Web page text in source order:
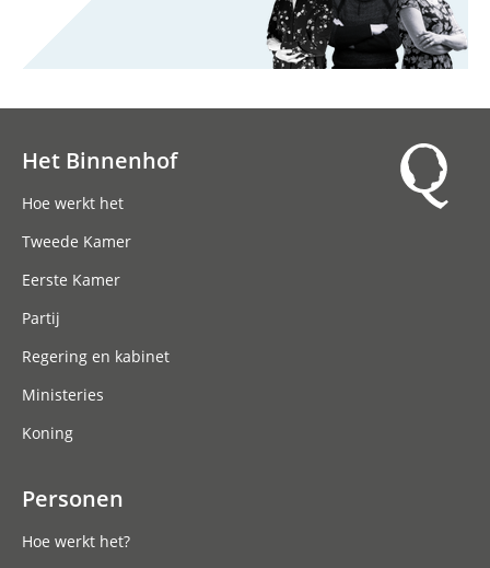
Het Binnenhof
Hoe werkt het
Tweede Kamer
Eerste Kamer
Partij
Regering en kabinet
Ministeries
Koning
Personen
Hoe werkt het?